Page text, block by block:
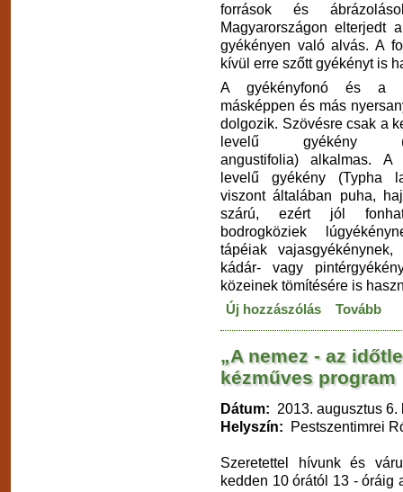
források és
Magyarországon elterjedt
gyékényen való alvás. A
kívül erre szőtt gyékényt is
A gyékényfonó és a -
másképpen és más
dolgozik. Szövésre csak a
levelű gyékény
angustifolia) alkalmas. A
levelű gyékény (Typha
viszont általában puha,
szárú, ezért jól
bodrogköziek
tápéiak vajasgyékénynek,
kádár- vagy
közeinek tömítésére is
Új hozzászólás Tovább
„A nemez - az
kézműves program
Dátum: 2013. augusztus 6.
Helyszín: Pestszentimrei
Szeretettel hívunk és
kedden 10 órától 13 - óráig